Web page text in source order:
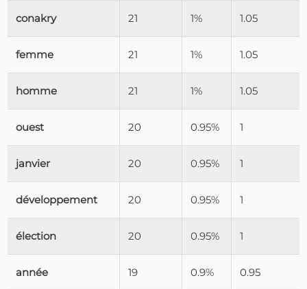
conakry 21 1% 1.05
femme 21 1% 1.05
homme 21 1% 1.05
ouest 20 0.95% 1
janvier 20 0.95% 1
développement 20 0.95% 1
élection 20 0.95% 1
année 19 0.9% 0.95